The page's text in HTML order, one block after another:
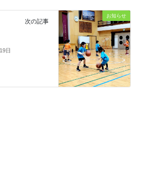
お知らせ
次の記事
日